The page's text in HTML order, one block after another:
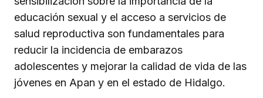
educación sexual y el acceso a servicios de
salud reproductiva son fundamentales para
reducir la incidencia de embarazos
adolescentes y mejorar la calidad de vida de las
jóvenes en Apan y en el estado de Hidalgo.